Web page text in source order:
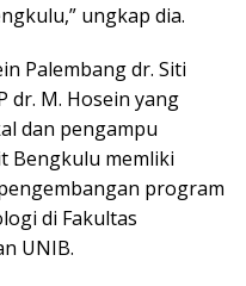
ungkap dia.
Palembang dr. Siti
dr. M. Hosein yang
dan pengampu
Bengkulu memliki
program
di Fakultas
UNIB.